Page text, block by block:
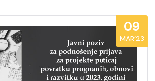
09
MAR’23